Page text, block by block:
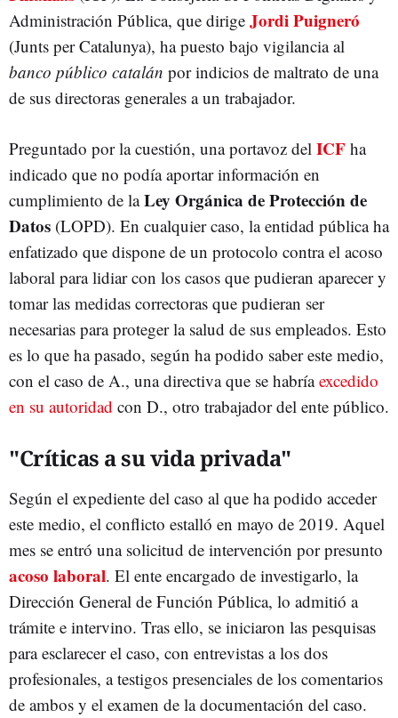
Administración Pública, que dirige Jordi Puigneró
(Junts per Catalunya), ha puesto bajo vigilancia al
banco público catalán por indicios de maltrato de una
de sus directoras generales a un trabajador.
Preguntado por la cuestión, una portavoz del ICF ha
indicado que no podía aportar información en
cumplimiento de laLey Orgánica de Protección de
Datos (LOPD). En cualquier caso, la entidad pública ha
enfatizado que dispone de un protocolo contra el acoso
laboral para lidiar con los casos que pudieran aparecer y
tomar las medidas correctoras que pudieran ser
necesarias para proteger la salud de sus empleados. Esto
es lo que ha pasado, según ha podido saber este medio,
con el caso de A., una directiva que se habríaexcedido
en su autoridad con D., otro trabajador del ente público.
"Críticas a su vida privada"
Según el expediente del caso al que ha podido acceder
este medio, el conflicto estalló en mayo de 2019. Aquel
mes se entró una solicitud de intervención por presunto
acoso laboral. El ente encargado de investigarlo, la
Dirección General de Función Pública, lo admitió a
trámite e intervino. Tras ello, se iniciaron las pesquisas
para esclarecer el caso, con entrevistas a los dos
profesionales, a testigos presenciales de los comentarios
de ambos y el examen de la documentación del caso.